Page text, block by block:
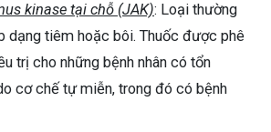
kinase tại chỗ (JAK): Loại thường
dạng tiêm hoặc bôi. Thuốc được phê
trị cho những bệnh nhân có tổn
cơ chế tự miễn, trong đó có bệnh